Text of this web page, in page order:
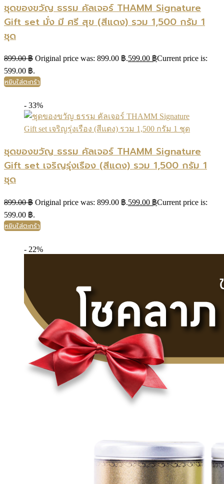
ชุดของขวัญ ธรรม คัลเจอร์ THAMM Signature
Gift set มั่ง มี ศรี สุข (สีแดง) รวม 1,500 กรัม 1
ชุด
899.00฿ Original price was: 899.00 ฿.599.00 ฿Current price is:
599.00 ฿.
หยิบใส่ตะกร้า
- 33%
ชุดของขวัญ ธรรม คัลเจอร์ THAMM Signature
Gift set เจริญรุ่งเรือง (สีแดง) รวม 1,500 กรัม 1
ชุด
899.00฿ Original price was: 899.00 ฿.599.00 ฿Current price is:
599.00 ฿.
หยิบใส่ตะกร้า
- 22%